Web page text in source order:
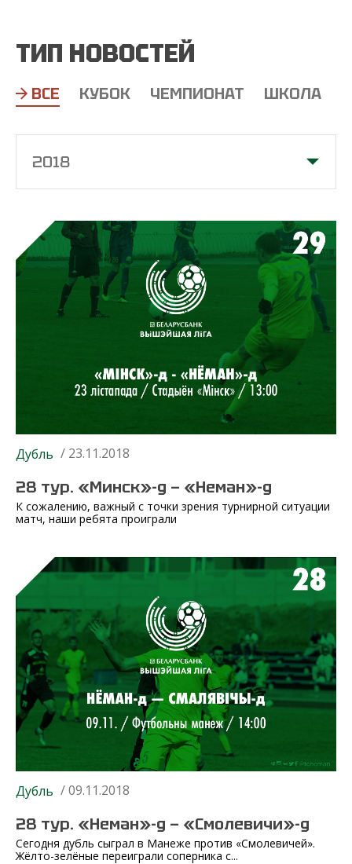
2018
ТИП НОВОСТЕЙ
ВСЕ КУБОК ЧЕМПИОНАТ ШКОЛА
Дубль / 23.11.2018
28 тур. «Минск»-д — «Неман»-д
К сожалению, важный с точки зрения турнирной ситуации
матч, наши ребята проиграли
Дубль / 09.11.2018
28 тур. «Неман»-д — «Смолевичи»-д
Сегодня дубль сыграл в Манеже против «Смолевичей».
Жёлто-зелёные переиграли соперника с...